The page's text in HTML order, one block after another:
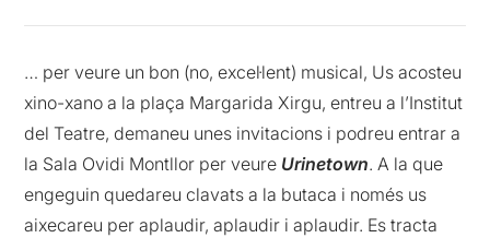
… per veure un bon (no, excel·lent) musical, Us acosteu
xino-xano a la plaça Margarida Xirgu, entreu a l’Institut
del Teatre, demaneu unes invitacions i podreu entrar a
la Sala Ovidi Montllor per veure Urinetown. A la que
engeguin quedareu clavats a la butaca i només us
aixecareu per aplaudir, aplaudir i aplaudir. Es tracta